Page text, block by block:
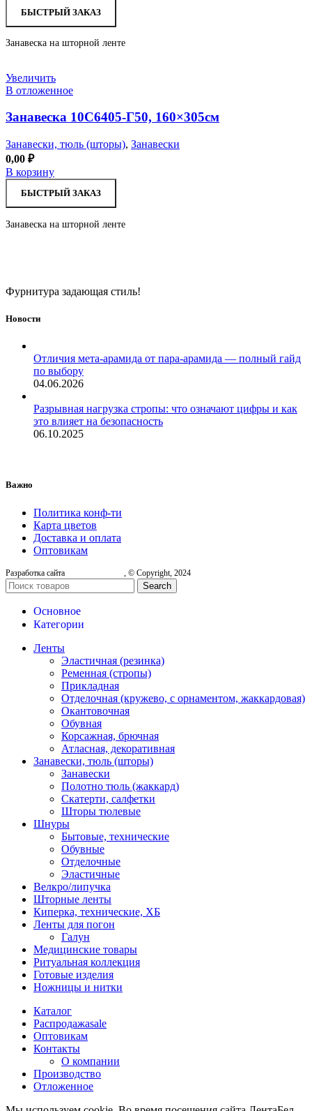
БЫСТРЫЙ ЗАКАЗ
Занавеска на шторной ленте
Увеличить
В отложенное
Занавеска 10С6405-Г50, 160×305см
Занавески, тюль (шторы), Занавески
0,00 ₽
В корзину
БЫСТРЫЙ ЗАКАЗ
Занавеска на шторной ленте
Фурнитура задающая стиль!
Новости
Отличия мета-арамида от пара-арамида — полный гайд
по выбору
04.06.2026
Разрывная нагрузка стропы: что означают цифры и как
это влияет на безопасность
06.10.2025
Важно
Политика конф-ти
Карта цветов
Доставка и оплата
Оптовикам
Разработка сайта , © Copyright, 2024
Search
Основное
Категории
Ленты
Эластичная (резинка)
Ременная (стропы)
Прикладная
Отделочная (кружево, с орнаментом, жаккардовая)
Окантовочная
Обувная
Корсажная, брючная
Атласная, декоративная
Занавески, тюль (шторы)
Занавески
Полотно тюль (жаккард)
Скатерти, салфетки
Шторы тюлевые
Шнуры
Бытовые, технические
Обувные
Отделочные
Эластичные
Велкро/липучка
Шторные ленты
Киперка, технические, ХБ
Ленты для погон
Галун
Медицинские товары
Ритуальная коллекция
Готовые изделия
Ножницы и нитки
Каталог
Распродажаsale
Оптовикам
Контакты
О компании
Производство
Отложенное